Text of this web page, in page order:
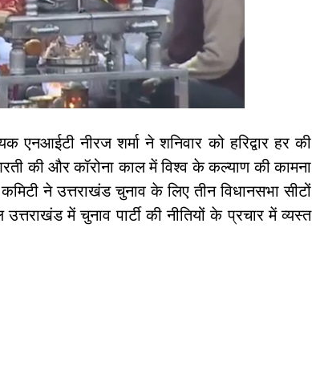
एनआईटी नीरज शर्मा ने शनिवार को हरिद्वार हर की
की और कॉरोना काल में विश्व के कल्याण की कामना
ने उत्तराखंड चुनाव के लिए तीन विधानसभा सीटों
में चुनाव पार्टी की नीतियों के प्रचार में व्यस्त